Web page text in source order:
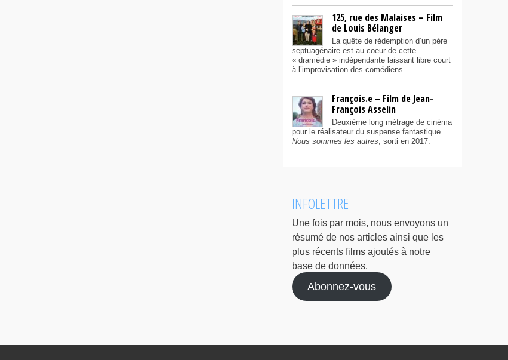
125, rue des Malaises – Film
de Louis Bélanger
La quête de rédemption d’un père
septuagénaire est au coeur de cette
« dramédie » indépendante laissant libre court
à l’improvisation des comédiens.
François.e – Film de Jean-
François Asselin
Deuxième long métrage de cinéma
pour le réalisateur du suspense fantastique
Nous sommes les autres, sorti en 2017.
INFOLETTRE
Une fois par mois, nous envoyons un
résumé de nos articles ainsi que les
plus récents films ajoutés à notre
base de données.
Abonnez-vous